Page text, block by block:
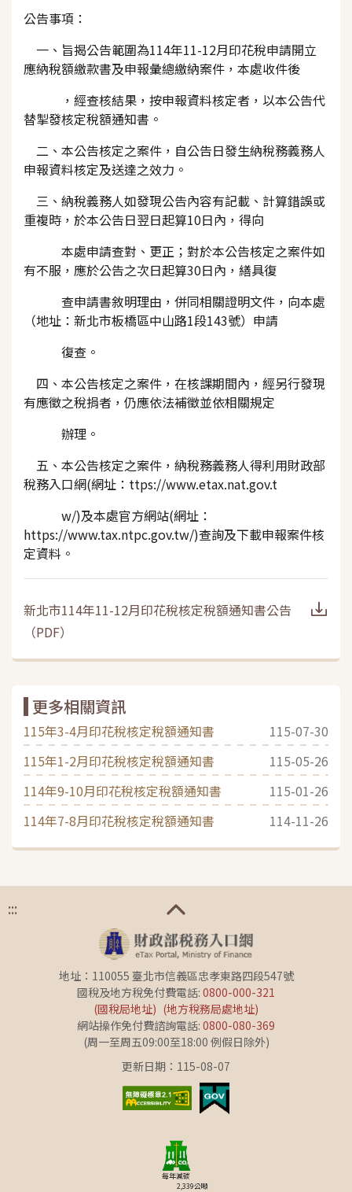
公告事項：
一、旨揭公告範圍為114年11-12月印花稅申請開立
應納稅額繳款書及申報彙總繳納案件，本處收件後
，經查核結果，按申報資料核定者，以本公告代
替掣發核定稅額通知書。
二、本公告核定之案件，自公告日發生納稅務義務人
申報資料核定及送達之效力。
三、納稅義務人如發現公告內容有記載、計算錯誤或
重複時，於本公告日翌日起算10日內，得向
本處申請查對、更正；對於本公告核定之案件如
有不服，應於公告之次日起算30日內，繕具復
查申請書敘明理由，併同相關證明文件，向本處
（地址：新北市板橋區中山路1段143號）申請
復查。
四、本公告核定之案件，在核課期間內，經另行發現
有應徵之稅捐者，仍應依法補徵並依相關規定
辦理。
五、本公告核定之案件，納稅務義務人得利用財政部
稅務入口網(網址：ttps://www.etax.nat.gov.t
w/)及本處官方網站(網址：
https://www.tax.ntpc.gov.tw/)查詢及下載申報案件核
定資料。
新北市114年11-12月印花稅核定稅額通知書公告
（PDF）
更多相關資訊
115年3-4月印花稅核定稅額通知書
115-07-30
115年1-2月印花稅核定稅額通知書
115-05-26
114年9-10月印花稅核定稅額通知書
115-01-26
114年7-8月印花稅核定稅額通知書
114-11-26
:::
地址：110055 臺北市信義區忠孝東路四段547號
國稅及地方稅免付費電話: 0800-000-321
(國稅局地址) (地方稅務局處地址)
網站操作免付費諮詢電話: 0800-080-369
(周一至周五09:00至18:00 例假日除外)
更新日期：115-08-07
每年減碳
2,339公噸